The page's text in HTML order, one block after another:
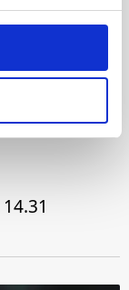
özel
yaparken
sunmak
adına
noktada,
tek gelir
vermedikleri